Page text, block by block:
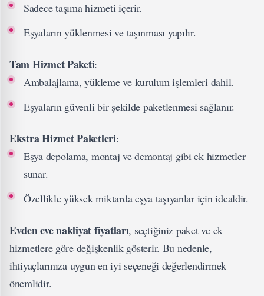
Sadece taşıma hizmeti içerir.
Eşyaların yüklenmesi ve taşınması yapılır.
Tam Hizmet Paketi:
Ambalajlama, yükleme ve kurulum işlemleri dahil.
Eşyaların güvenli bir şekilde paketlenmesi sağlanır.
Ekstra Hizmet Paketleri:
Eşya depolama, montaj ve demontaj gibi ek hizmetler
sunar.
Özellikle yüksek miktarda eşya taşıyanlar için idealdir.
Evden eve nakliyat fiyatları, seçtiğiniz paket ve ek
hizmetlere göre değişkenlik gösterir. Bu nedenle,
ihtiyaçlarınıza uygun en iyi seçeneği değerlendirmek
önemlidir.